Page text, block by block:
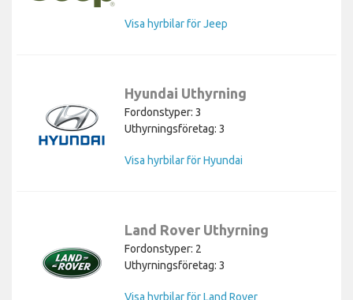
Visa hyrbilar för Jeep
Hyundai Uthyrning
Fordonstyper: 3
Uthyrningsföretag: 3
Visa hyrbilar för Hyundai
Land Rover Uthyrning
Fordonstyper: 2
Uthyrningsföretag: 3
Visa hyrbilar för Land Rover